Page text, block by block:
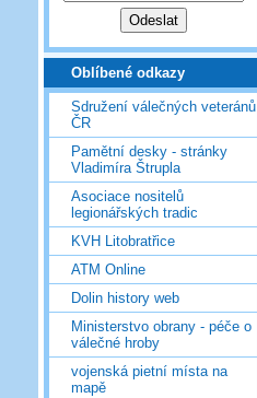
Oblíbené odkazy
Sdružení válečných veteránů
ČR
Pamětní desky - stránky
Vladimíra Štrupla
Asociace nositelů
legionářských tradic
KVH Litobratřice
ATM Online
Dolin history web
Ministerstvo obrany - péče o
válečné hroby
vojenská pietní místa na
mapě